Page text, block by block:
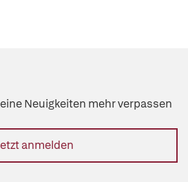
Neuigkeiten mehr verpassen
anmelden